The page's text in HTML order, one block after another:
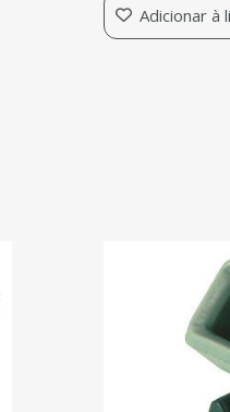
Adicionar à